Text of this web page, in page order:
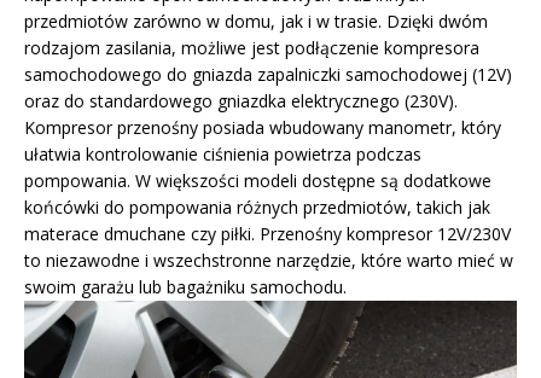
przedmiotów zarówno w domu, jak i w trasie. Dzięki dwóm
rodzajom zasilania, możliwe jest podłączenie kompresora
samochodowego do gniazda zapalniczki samochodowej (12V)
oraz do standardowego gniazdka elektrycznego (230V).
Kompresor przenośny posiada wbudowany manometr, który
ułatwia kontrolowanie ciśnienia powietrza podczas
pompowania. W większości modeli dostępne są dodatkowe
końcówki do pompowania różnych przedmiotów, takich jak
materace dmuchane czy piłki. Przenośny kompresor 12V/230V
to niezawodne i wszechstronne narzędzie, które warto mieć w
swoim garażu lub bagażniku samochodu.